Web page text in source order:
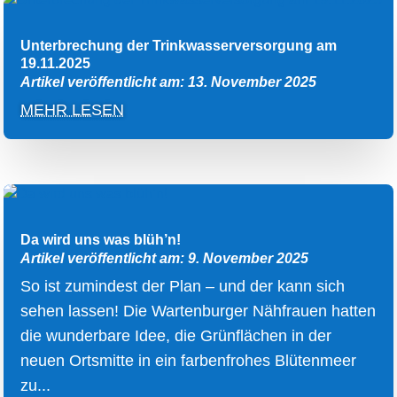
Unterbrechung der Trinkwasserversorgung am
19.11.2025
Artikel veröffentlicht am: 13. November 2025
MEHR LESEN
Da wird uns was blüh’n!
Artikel veröffentlicht am: 9. November 2025
So ist zumindest der Plan – und der kann sich
sehen lassen! Die Wartenburger Nähfrauen hatten
die wunderbare Idee, die Grünflächen in der
neuen Ortsmitte in ein farbenfrohes Blütenmeer
zu...